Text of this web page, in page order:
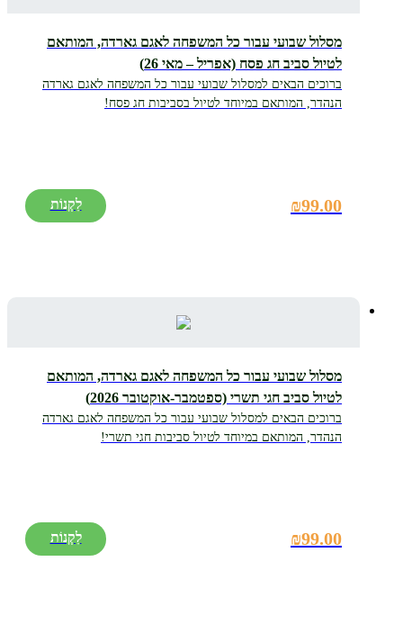
מסלול שבועי עבור כל המשפחה לאגם גארדה, המותאם
לטיול סביב חג פסח (אפריל – מאי 26)
ברוכים הבאים למסלול שבועי עבור כל המשפחה לאגם גארדה
הנהדר, המותאם במיוחד לטיול בסביבות חג פסח!
₪99.00
מסלול שבועי עבור כל המשפחה לאגם גארדה, המותאם
לטיול סביב חגי תשרי (ספטמבר-אוקטובר 2026)
ברוכים הבאים למסלול שבועי עבור כל המשפחה לאגם גארדה
הנהדר, המותאם במיוחד לטיול סביבות חגי תשרי!
₪99.00